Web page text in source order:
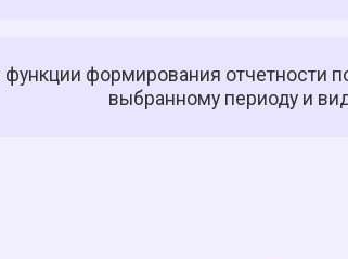
функции формирования отчетности
выбранному периоду и